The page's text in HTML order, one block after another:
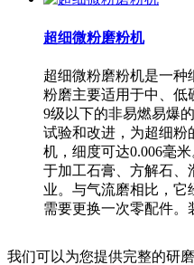
超细微粉磨粉机
超细微粉磨粉机是一种
粉磨主要适用于中、低
9级以下的非易燃易爆
试验和改进，为超细粉
机，细度可达0.006毫
于加工石膏、方解石、
业。与气流磨相比，它
需要更换一次零配件。
我们可以为您提供完整的研